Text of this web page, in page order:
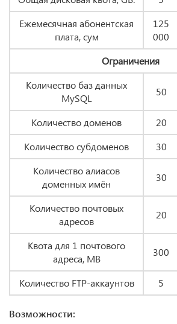
Ежемесячная абонентская
плата, сум
125
000
Ограничения
Количество баз данных
MySQL
50
Количество доменов 20
Количество субдоменов
30
Количество алиасов
доменных имён
30
Количество почтовых
адресов
20
Квота для 1 почтового
адреса, MB
300
Количество FTP-аккаунтов 5
Возможности: